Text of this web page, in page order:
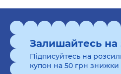
Залишайтесь на
Підписуйтесь на
купон на 50 грн знижки